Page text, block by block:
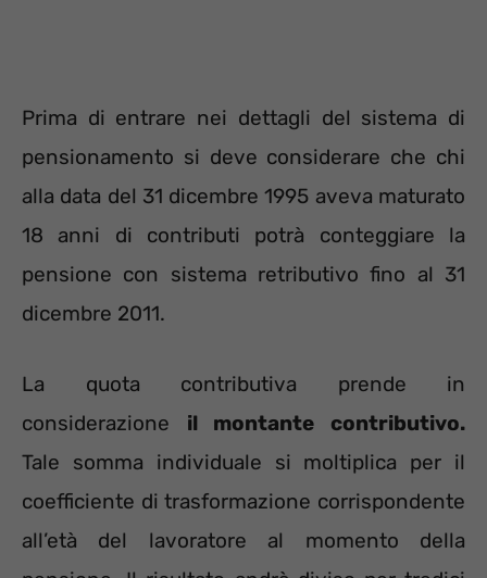
Prima di entrare nei dettagli del sistema di
pensionamento si deve considerare che chi
alla data del 31 dicembre 1995 aveva maturato
18 anni di contributi potrà conteggiare la
pensione con sistema retributivo fino al 31
dicembre 2011.
La quota contributiva prende in
considerazione il montante contributivo.
Tale somma individuale si moltiplica per il
coefficiente di trasformazione corrispondente
all’età del lavoratore al momento della